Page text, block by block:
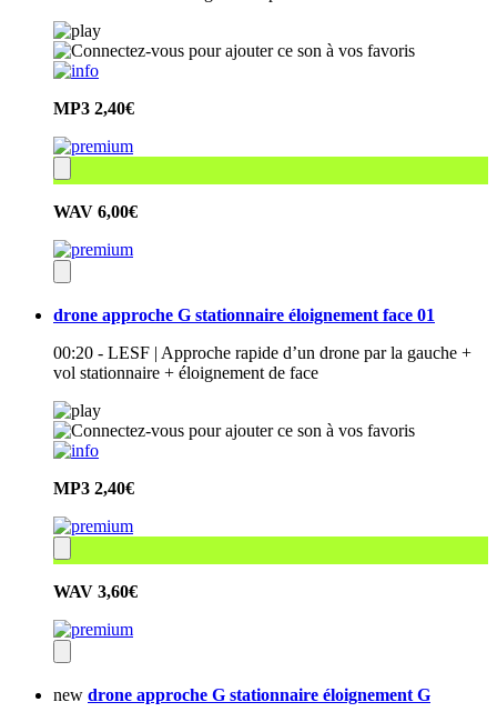
MP3 2,40€
WAV 6,00€
drone approche G stationnaire éloignement face 01
00:20 - LESF | Approche rapide d’un drone par la gauche +
vol stationnaire + éloignement de face
MP3 2,40€
WAV 3,60€
new drone approche G stationnaire éloignement G